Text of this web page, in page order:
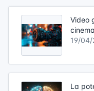
Video
cinema
19/04/
La